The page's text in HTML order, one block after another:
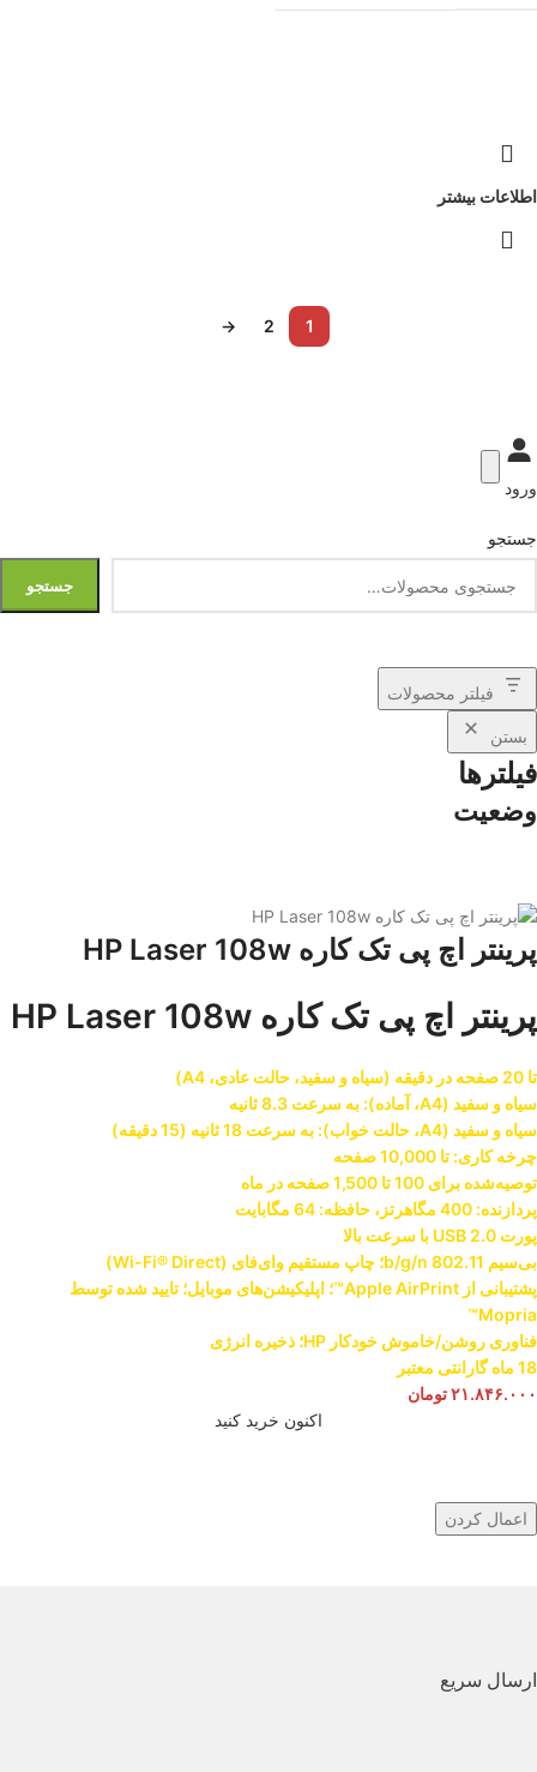
اطلاعات بیشتر
1
2
→
ورود
جستجو
جستجو
فیلتر محصولات
بستن
فیلترها
وضعیت
پرینتر اچ پی تک کاره HP Laser 108w
پرینتر اچ پی تک کاره HP Laser 108w
تا 20 صفحه در دقیقه (سیاه و سفید، حالت عادی، A4)
سیاه و سفید (A4، آماده): به سرعت 8.3 ثانیه
سیاه و سفید (A4، حالت خواب): به سرعت 18 ثانیه (15 دقیقه)
چرخه کاری: تا 10,000 صفحه
توصیه‌شده برای 100 تا 1,500 صفحه در ماه
پردازنده: 400 مگاهرتز، حافظه: 64 مگابایت
پورت USB 2.0 با سرعت بالا
بی‌سیم 802.11 b/g/n؛ چاپ مستقیم وای‌فای (Wi-Fi® Direct)
پشتیبانی از Apple AirPrint™؛ اپلیکیشن‌های موبایل؛ تایید شده توسط
Mopria™
فناوری روشن/خاموش خودکار HP؛ ذخیره انرژی
18 ماه گارانتی معتبر
۲۱.۸۴۶.۰۰۰تومان
اکنون خرید کنید
اعمال کردن
ارسال سریع